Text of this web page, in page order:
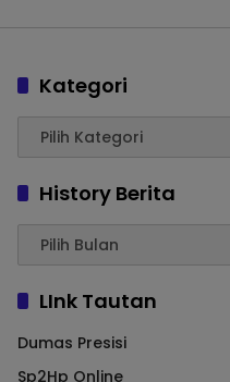
Kategori
History Berita
LInk Tautan
Dumas Presisi
Sp2Hp Online